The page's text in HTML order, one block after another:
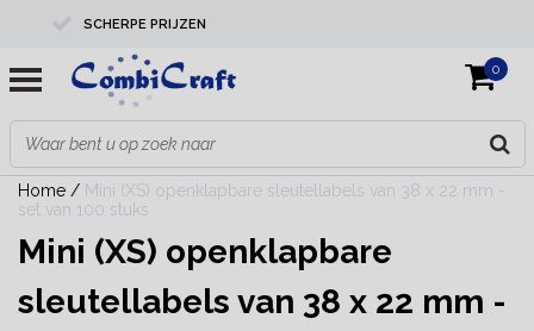
SCHERPE PRIJZEN
PROFESSIONELE KWALITEIT
EXPERTS IN MAATWERK
0
Home / Mini (XS) openklapbare sleutellabels van 38 x 22 mm -
set van 100 stuks
Mini (XS) openklapbare
sleutellabels van 38 x 22 mm -